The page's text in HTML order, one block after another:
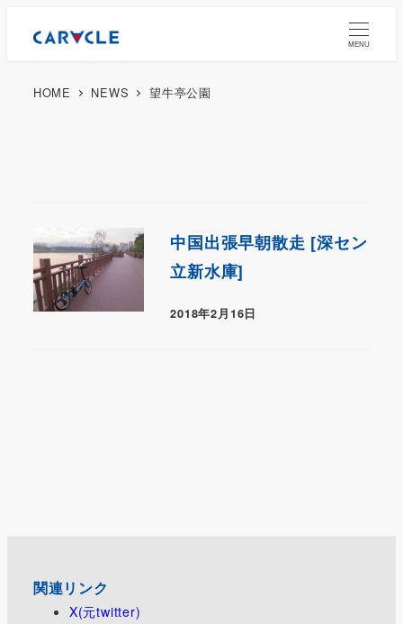
MENU
HOME NEWS 望牛亭公園
中国出張早朝散走 [深セン
立新水庫]
2018年2月16日
関連リンク
X(元twitter)